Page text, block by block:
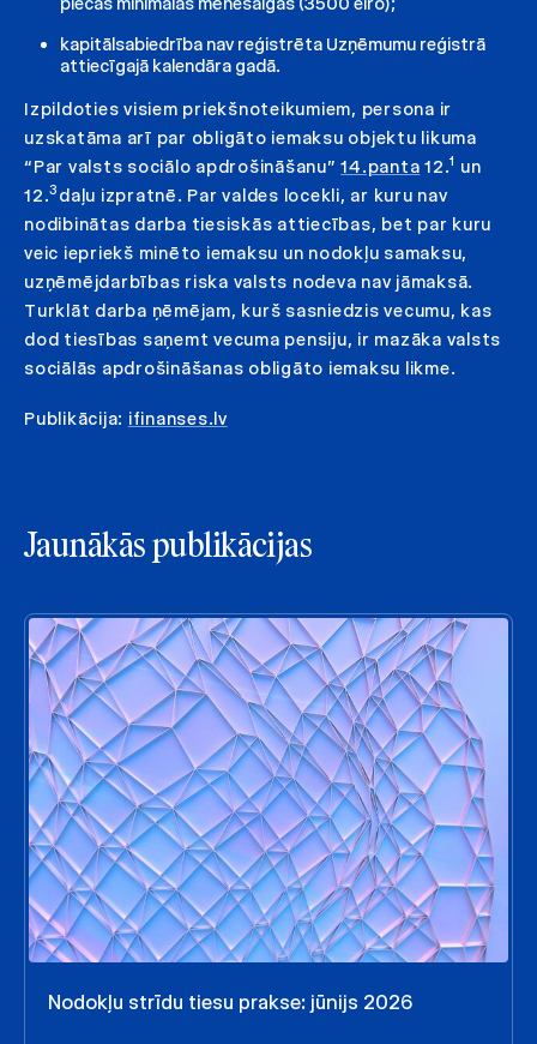
kapitālsabiedrība nav reģistrēta Uzņēmumu reģistrā
attiecīgajā kalendāra gadā.
Izpildoties visiem priekšnoteikumiem, persona ir
uzskatāma arī par obligāto iemaksu objektu likuma
“Par valsts sociālo apdrošināšanu”14.panta 12.1 un
12.3 daļu izpratnē. Par valdes locekli, ar kuru nav
nodibinātas darba tiesiskās attiecības, bet par kuru
veic iepriekš minēto iemaksu un nodokļu samaksu,
uzņēmējdarbības riska valsts nodeva nav jāmaksā.
Turklāt darba ņēmējam, kurš sasniedzis vecumu, kas
dod tiesības saņemt vecuma pensiju, ir mazāka valsts
sociālās apdrošināšanas obligāto iemaksu likme.
Publikācija: ifinanses.lv
Jaunākās publikācijas
Nodokļu strīdu tiesu prakse: jūnijs 2026